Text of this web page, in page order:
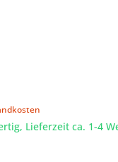
Lieferzeit ca. 1-4